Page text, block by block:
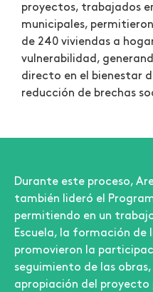
proyectos, trabajados
municipales,
de 240 viviendas a
vulnerabilidad,
directo en el bienestar
reducción de brechas
Durante este proceso,
también lideró el
permitiendo en un
Escuela, la formación de
promovieron la
seguimiento de las
apropiación del